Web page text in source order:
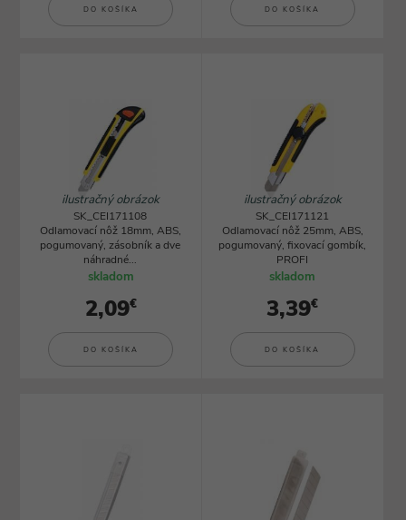
DO KOŠÍKA DO KOŠÍKA
ilustračný obrázok
SK_CEI171108
Odlamovací nôž 18mm, ABS,
pogumovaný, zásobník a dve
náhradné...
skladom
2,09€
DO KOŠÍKA
ilustračný obrázok
SK_CEI171121
Odlamovací nôž 25mm, ABS,
pogumovaný, fixovací gombík,
PROFI
skladom
3,39€
DO KOŠÍKA